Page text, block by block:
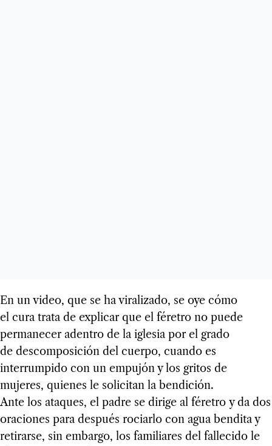
En un video, que se ha viralizado, se oye cómo
el cura trata de explicar que el féretro no puede
permanecer adentro de la iglesia por el grado
de descomposición del cuerpo, cuando es
interrumpido con un empujón y los gritos de
mujeres, quienes le solicitan la bendición.
Ante los ataques, el padre se dirige al féretro y da dos
oraciones para después rociarlo con agua bendita y
retirarse, sin embargo, los familiares del fallecido le